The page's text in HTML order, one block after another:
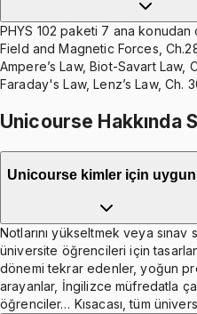
PHYS 102 paketi 7 ana
Field and Magnetic Forces,
Ampere’s Law, Biot-Savart Law,
Faraday's Law, Lenz’s Law, Ch.
Unicourse Hakkında
Unicourse kimler için
Notlarını yükseltmek veya
üniversite öğrencileri için
dönemi tekrar edenler, yoğun
arayanlar, İngilizce müfredatla
öğrenciler… Kısacası, tüm